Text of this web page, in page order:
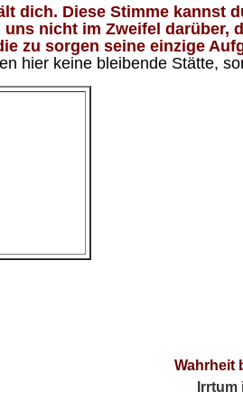
dich. Diese Stimme kannst
nicht im Zweifel
zu sorgen seine einzige
hier keine bleibende Stätte,
Wahrheit